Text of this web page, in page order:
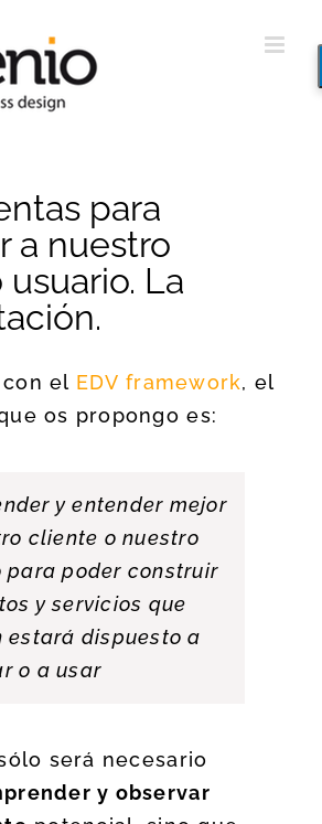
para
a nuestro
La
el EDV framework, el
os propongo es:
y entender mejor
cliente o nuestro
para poder construir
y servicios que
estará dispuesto a
o a usar
será necesario
y observar